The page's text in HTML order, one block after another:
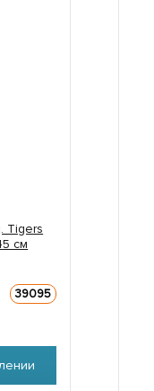
Tigers
см
39095